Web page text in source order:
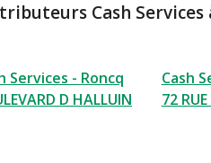
Cash
Services - Roncq
D HALLUIN
Cash
72 RUE